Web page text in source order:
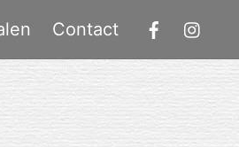
Contact